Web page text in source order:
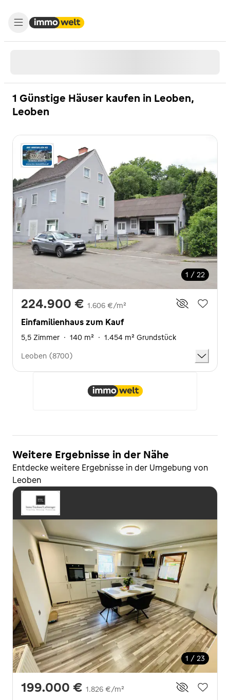
1 Günstige Häuser kaufen in Leoben,
Leoben
1 / 22
224.900 € 1.606 €/m²
Einfamilienhaus zum Kauf
5,5 Zimmer · 140 m² · 1.454 m² Grundstück
Leoben (8700)
Weitere Ergebnisse in der Nähe
Entdecke weitere Ergebnisse in der Umgebung von
Leoben
1 / 23
199.000 € 1.826 €/m²